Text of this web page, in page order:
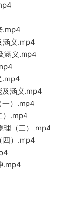
.mp4
涵义.mp4
涵义.mp4
.mp4
涵义.mp4
一）.mp4
）.mp4
理（三）.mp4
四）.mp4
.mp4